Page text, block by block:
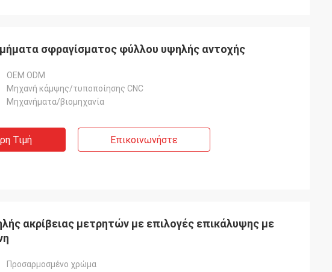
σφραγίσματος φύλλου υψηλής αντοχής
OEM ODM
Μηχανή κάμψης/τυποποίησης CNC
Μηχανήματα/βιομηχανία
Τιμή Επικοινωνήστε
ακρίβειας μετρητών με επιλογές επικάλυψης με
Προσαρμοσμένο χρώμα